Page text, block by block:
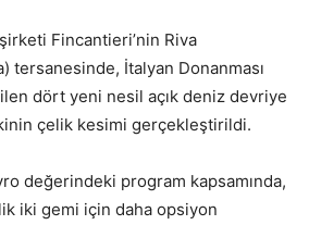
Fincantieri’nin Riva
tersanesinde, İtalyan Donanması
dört yeni nesil açık deniz devriye
çelik kesimi gerçekleştirildi.
değerindeki program kapsamında,
iki gemi için daha opsiyon